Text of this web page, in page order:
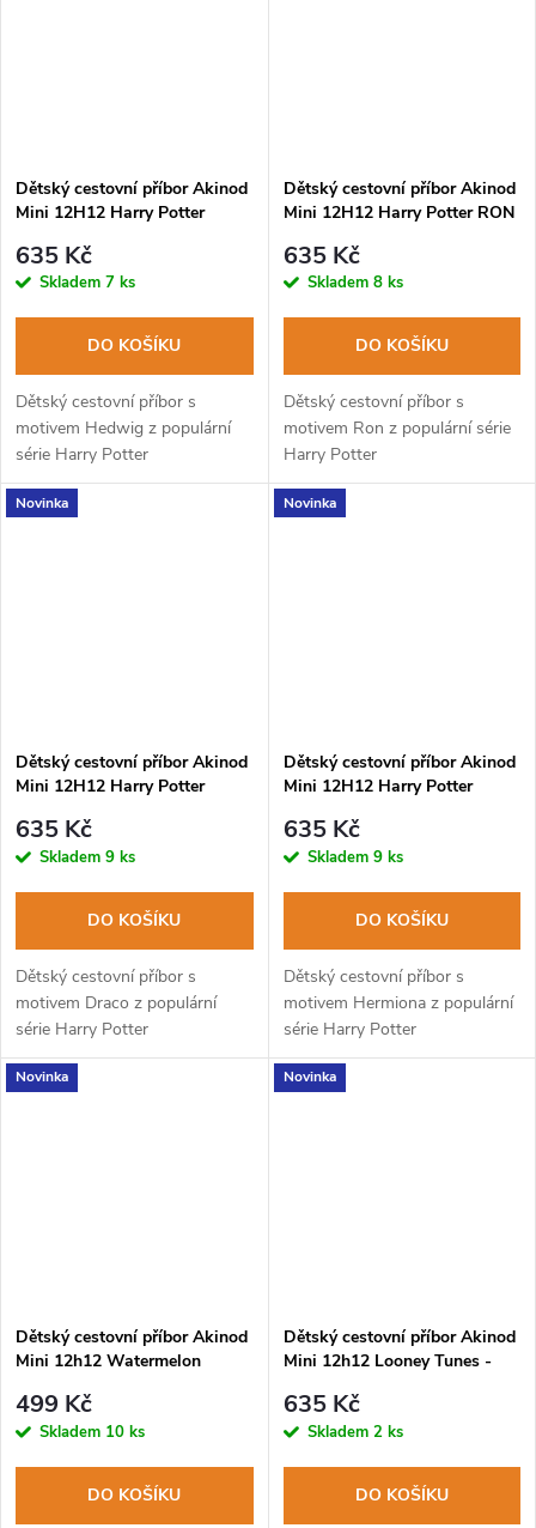
Dětský cestovní příbor Akinod
Mini 12H12 Harry Potter
635 Kč
Skladem 7 ks
DO KOŠÍKU
Dětský cestovní příbor s
motivem Hedwig z populární
série Harry Potter
Dětský cestovní příbor Akinod
Mini 12H12 Harry Potter RON
635 Kč
Skladem 8 ks
DO KOŠÍKU
Dětský cestovní příbor s
motivem Ron z populární série
Harry Potter
Novinka
Dětský cestovní příbor Akinod
Mini 12H12 Harry Potter
635 Kč
Skladem 9 ks
DO KOŠÍKU
Dětský cestovní příbor s
motivem Draco z populární
série Harry Potter
Novinka
Dětský cestovní příbor Akinod
Mini 12H12 Harry Potter
635 Kč
Skladem 9 ks
DO KOŠÍKU
Dětský cestovní příbor s
motivem Hermiona z populární
série Harry Potter
Novinka
Dětský cestovní příbor Akinod
Mini 12h12 Watermelon
499 Kč
Skladem 10 ks
DO KOŠÍKU
Novinka
Dětský cestovní příbor Akinod
Mini 12h12 Looney Tunes -
635 Kč
Skladem 2 ks
DO KOŠÍKU